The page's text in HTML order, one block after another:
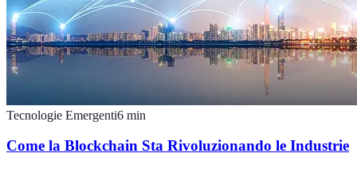
Tecnologie Emergenti6 min
Come la Blockchain Sta Rivoluzionando le Industrie